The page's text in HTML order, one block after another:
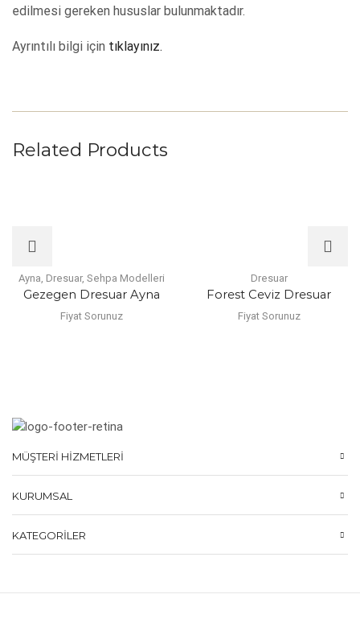
edilmesi gereken hususlar bulunmaktadır.
Ayrıntılı bilgi için tıklayınız.
Related Products
Ayna Dresuar, Sehpa Modelleri
Gezegen Dresuar Ayna
Fiyat Sorunuz
Dresuar
Forest Ceviz Dresuar
Fiyat Sorunuz
MÜŞTERI HIZMETLERI
KURUMSAL
KATEGORILER